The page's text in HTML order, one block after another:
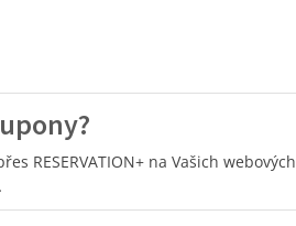
RESERVATION+ na Vašich webových